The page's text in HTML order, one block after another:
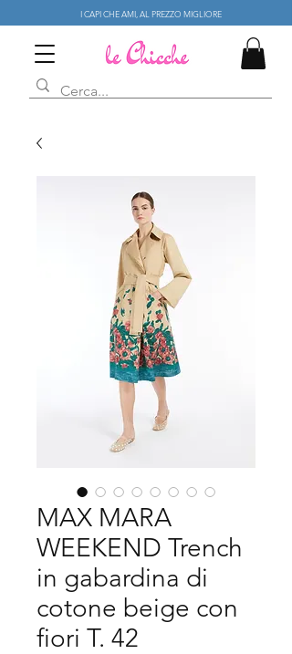
I CAPI CHE AMI, AL PREZZO MIGLIORE
MAX MARA
WEEKEND Trench
in gabardina di
cotone beige con
fiori T. 42